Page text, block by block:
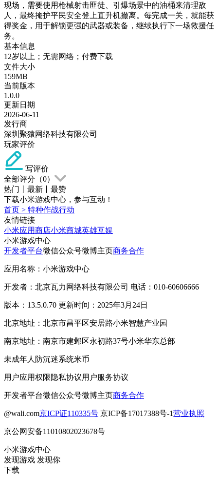
现场，需要使用枪械射击匪徒、引爆场景中的油桶来清理敌
人，最终掩护平民安全登上直升机撤离。每完成一关，就能获
得奖金，用于解锁更强的武器或装备，继续执行下一场救援任
务。
基本信息
12岁以上；无需网络；付费下载
文件大小
159MB
当前版本
1.0.0
更新日期
2026-06-11
发行商
深圳聚猿网络科技有限公司
玩家评价
写评价
全部评分（0）
热门
最新
最赞
下载小米游戏中心，参与互动！
首页 > 特种作战行动
友情链接
小米应用商店小米商城英雄互娱
小米游戏中心
开发者平台微信公众号微博主页商务合作
应用名称：小米游戏中心
开发者：北京瓦力网络科技有限公司 电话：010-60606666
版本：13.5.0.70 更新时间：2025年3月24日
北京地址：北京市昌平区安居路小米智慧产业园
南京地址：南京市建邺区永初路37号小米华东总部
未成年人防沉迷系统米币
用户应用权限隐私协议用户服务协议
开发者平台微信公众号微博主页商务合作
@wali.com京ICP证110335号 京ICP备17017388号-1营业执照
京公网安备11010802023678号
小米游戏中心
发现游戏 发现你
下载